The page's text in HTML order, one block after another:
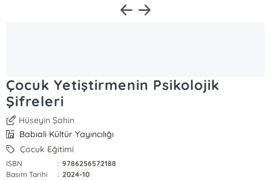
Çocuk Yetiştirmenin Psikolojik
Şifreleri
Hüseyin Şahin
Babıali Kültür Yayıncılığı
Çocuk Eğitimi
ISBN : 9786256572188
Basım Tarihi
: 2024-10